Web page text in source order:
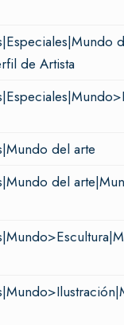
de Artista
del arte
del